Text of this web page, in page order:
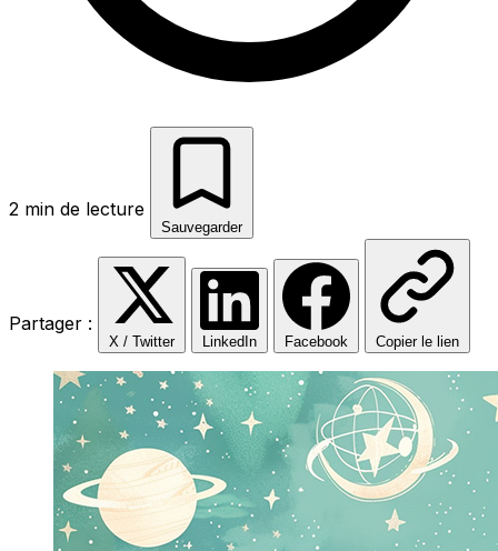
2 min de lecture
Sauvegarder
Partager :
X / Twitter LinkedIn Facebook Copier le lien